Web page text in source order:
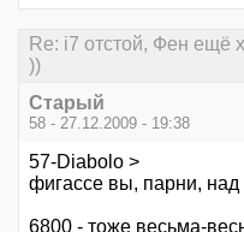
Re: i7 отстой, Фен ещё
))
Старый
58 - 27.12.2009 - 19:38
57-Diabolo >
фигассе вы, парни,
6800 - тоже весьма-